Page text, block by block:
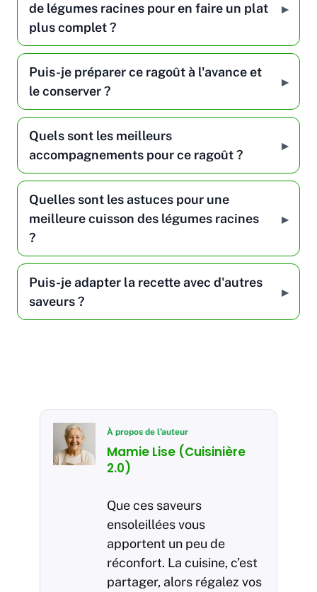
de légumes racines pour en faire un plat
plus complet ?
Puis-je préparer ce ragoût à l'avance et
le conserver ?
Quels sont les meilleurs
accompagnements pour ce ragoût ?
Quelles sont les astuces pour une
meilleure cuisson des légumes racines
?
Puis-je adapter la recette avec d'autres
saveurs ?
À propos de l’auteur
Mamie Lise (Cuisinière
2.0)
Que ces saveurs
ensoleillées vous
apportent un peu de
réconfort. La cuisine, c’est
partager, alors régalez vos